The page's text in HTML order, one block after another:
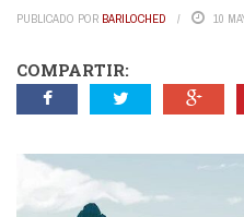
PUBLICADO POR BARILOCHED 10
COMPARTIR: